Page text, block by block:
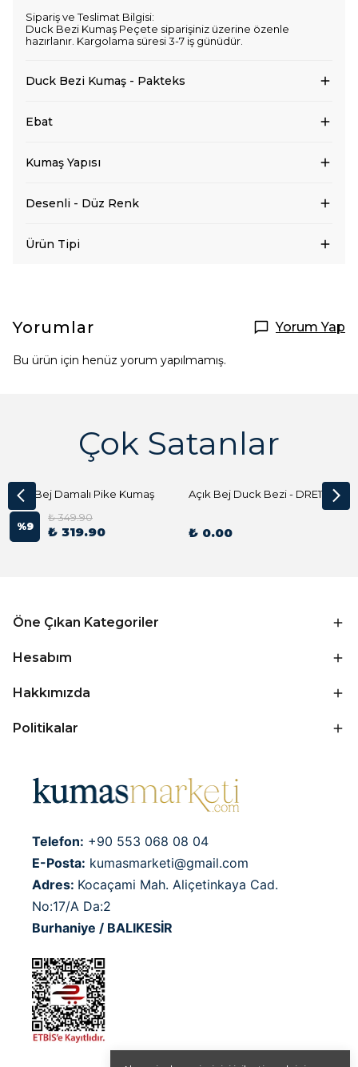
Sipariş ve Teslimat Bilgisi:
Duck Bezi Kumaş Peçete siparişiniz üzerine özenle
hazırlanır. Kargolama süresi 3-7 iş günüdür.
Duck Bezi Kumaş - Pakteks
Ebat
Kumaş Yapısı
Desenli - Düz Renk
Ürün Tipi
Yorumlar Yorum Yap
Bu ürün için henüz yorum yapılmamış.
Çok Satanlar
Açık Bej Damalı Pike Kumaş
%9
₺ 349.90
₺ 319.90
Açık Bej Duck Bezi - DRE1144 Kumaş Peçete
₺ 0.00
Öne Çıkan Kategoriler
Hesabım
Hakkımızda
Politikalar
Telefon: +90 553 068 08 04
E-Posta: kumasmarketi@gmail.com
Adres: Kocaçami Mah. Aliçetinkaya Cad.
No:17/A Da:2
Burhaniye / BALIKESİR